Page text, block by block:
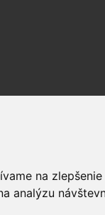
na
analýzu